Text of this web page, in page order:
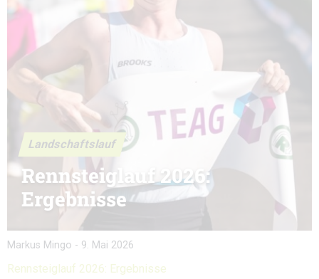
Landschaftslauf
Rennsteiglauf 2026:
Ergebnisse
Markus Mingo - 9. Mai 2026
Rennsteiglauf 2026: Ergebnisse